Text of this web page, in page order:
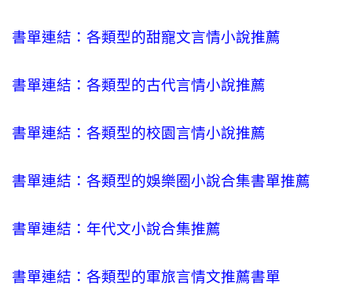
書單連結：各類型的甜寵文言情小說推薦
書單連結：各類型的古代言情小說推薦
書單連結：各類型的校園言情小說推薦
書單連結：各類型的娛樂圈小說合集書單推薦
書單連結：年代文小說合集推薦
書單連結：各類型的軍旅言情文推薦書單